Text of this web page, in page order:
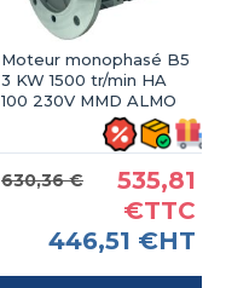
Moteur monophasé B5
3 KW 1500 tr/min HA
100 230V MMD ALMO
630,36 €
535,81
€TTC
446,51 €HT